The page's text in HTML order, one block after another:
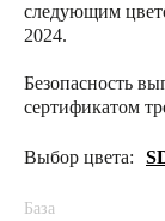
следующим
2024.
Безопасность
сертификатом
Выбор цвета:
База